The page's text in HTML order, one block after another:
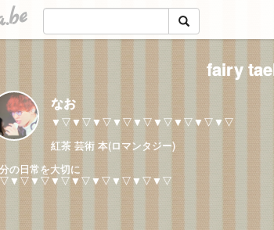
fairy
なお
▼▽▼▽▼▽▼▽▼▽▼▽▼▽▼▽▼▽
紅茶 芸術 本(ロマンタジー)
の日常を大切に